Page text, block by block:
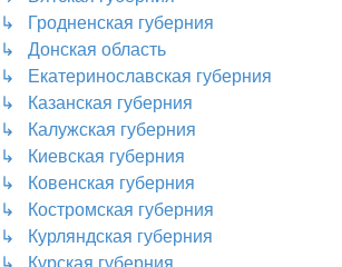
↳ Гродненская губерния
↳ Донская область
↳ Екатеринославская губерния
↳ Казанская губерния
↳ Калужская губерния
↳ Киевская губерния
↳ Ковенская губерния
↳ Костромская губерния
↳ Курляндская губерния